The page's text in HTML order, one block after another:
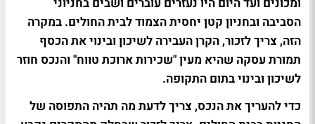
הסביבה ובחניון קטן יחסית הצמוד לבית החולים. במקרה
הזה, צריך לזכור, הקרן העבירה לשיכון ובינוי את הכסף
תמורת עסקה שהיא מעין "שכירות ארוכת טווח" והנכס חוזר
לשיכון ובינוי בתום התקופה.
כדי להעריך את הנכס, צריך לדעת מה תהיה התפוסה של